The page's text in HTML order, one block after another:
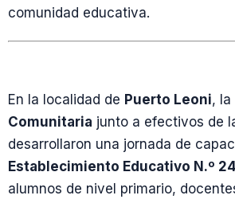
comunidad educativa.
En la localidad de Puerto Leoni, la
Comunitaria junto a efectivos de
desarrollaron una jornada de
Establecimiento Educativo N.º
alumnos de nivel primario,